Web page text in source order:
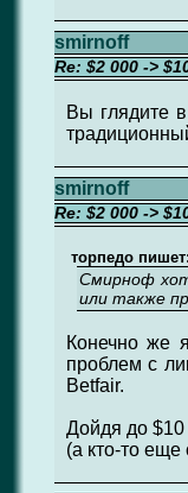
smirnoff
Re: $2 000 ->
Вы глядите
smirnoff
Re: $2 000 ->
торпедо пишет:
Смирноф
или также
Конечно же
проблем с
Betfair.
Дойдя до $10
(а кто-то еще